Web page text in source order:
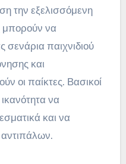
την εξελισσόμενη
μπορούν να
σενάρια παιχνιδιού
και
οι παίκτες. Βασικοί
να
και να
αντιπάλων.